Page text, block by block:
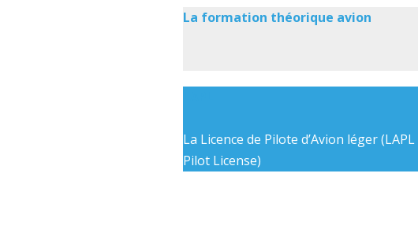
La formation théorique avion
La Licence de Pilote d’Avion léger
Pilot License)